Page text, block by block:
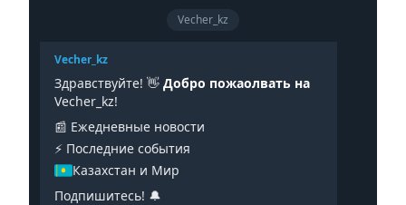
Vecher_kz
Vecher_kz
Здравствуйте! 👋 Добро пожаолвать на
Vecher_kz!
📰 Ежедневные новости
⚡️ Последние события
Казахстан и Мир
Подпишитесь! 🔔